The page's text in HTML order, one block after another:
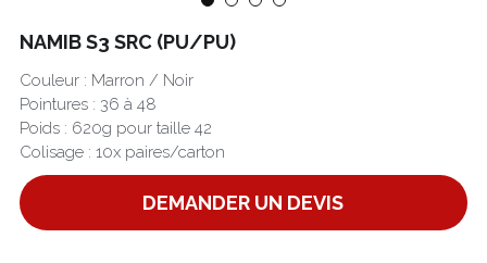
NAMIB S3 SRC (PU/PU)
Couleur : Marron / Noir
Pointures : 36 à 48
Poids : 620g pour taille 42
Colisage : 10x paires/carton
DEMANDER UN DEVIS